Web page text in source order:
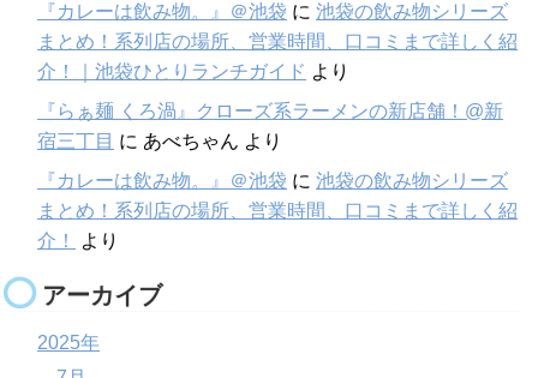
『カレーは飲み物。』＠池袋 に 池袋の飲み物シリーズ
まとめ！系列店の場所、営業時間、口コミまで詳しく紹
介！｜池袋ひとりランチガイド より
『らぁ麺 くろ渦』クローズ系ラーメンの新店舗！@新
宿三丁目 に あべちゃん より
『カレーは飲み物。』＠池袋 に 池袋の飲み物シリーズ
まとめ！系列店の場所、営業時間、口コミまで詳しく紹
介！
より
アーカイブ
2025年